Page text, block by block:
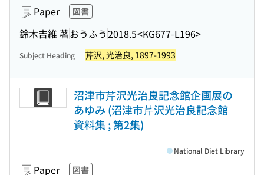
Paper 図書
鈴木吉維 著おうふう2018.5<KG677-L196>
Subject Heading 芹沢, 光治良, 1897-1993
沼津市芹沢光治良記念館企画展の
あゆみ (沼津市芹沢光治良記念館
資料集 ; 第2集)
Paper 図書
National Diet Library